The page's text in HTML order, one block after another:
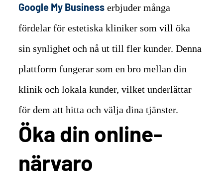
Google My Business erbjuder många
fördelar för estetiska kliniker som vill öka
sin synlighet och nå ut till fler kunder. Denna
plattform fungerar som en bro mellan din
klinik och lokala kunder, vilket underlättar
för dem att hitta och välja dina tjänster.
Öka din online-
närvaro